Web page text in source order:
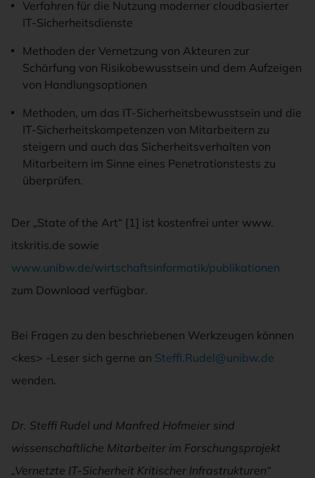
Verfahren für die Nutzung moderner cloudbasierter
IT-Sicherheitsdienste
Methoden der Vernetzung von Akteuren zur
Schärfung von Risikobewusstsein und dem Aufzeigen
von Handlungsoptionen
Methoden, um das IT-Sicherheitsbewusstsein und die
IT-Sicherheitskompetenzen von Mitarbeitern zu
steigern und auch das Sicherheitsverhalten von
Mitarbeitern im Sinne eines Penetrationstests zu
überprüfen.
Der „State of the Art“ [1] ist kostenfrei unter www.
itskritis.de sowie
www.unibw.de/wirtschaftsinformatik/publikationen
zum Download verfügbar.
Bei Fragen zu den beschriebenen Werkzeugen können
<kes> -Leser sich gerne an Steffi.Rudel@unibw.de
wenden.
Dr. Steffi Rudel und Manfred Hofmeier sind
wissenschaftliche Mitarbeiter im Forschungsprojekt
„Vernetzte IT-Sicherheit Kritischer Infrastrukturen“